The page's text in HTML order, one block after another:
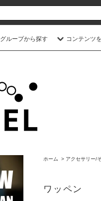
グループから探す コンテンツ
ホーム > アクセサリー/
ワッペン